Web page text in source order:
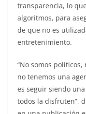
transparencia, lo
algoritmos, para
de que no es
entretenimiento.
“No somos
no tenemos una
es seguir siendo
todos la disfruten”,